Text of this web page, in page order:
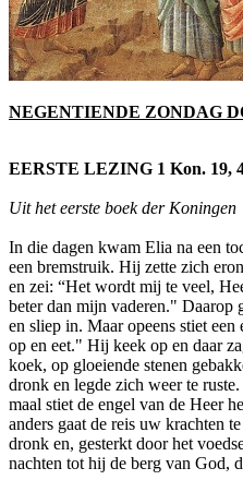
NEGENTIENDE ZONDAG
EERSTE LEZING 1 Kon. 19,
Uit het eerste boek der Koningen
In die dagen kwam Elia na een
een bremstruik. Hij zette zich
en zei: “Het wordt mij te veel,
beter dan mijn vaderen." Daarop
en sliep in. Maar opeens stiet een
op en eet." Hij keek op en daar
koek, op gloeiende stenen
dronk en legde zich weer te
maal stiet de engel van de Heer
anders gaat de reis uw krachten
dronk en, gesterkt door het
nachten tot hij de berg van God,